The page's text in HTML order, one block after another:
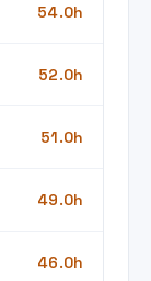
54.0h
52.0h
51.0h
49.0h
46.0h